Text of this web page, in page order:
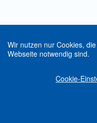
Wir nutzen nur Cookies,
Webseite notwendig sind.
Cookie-